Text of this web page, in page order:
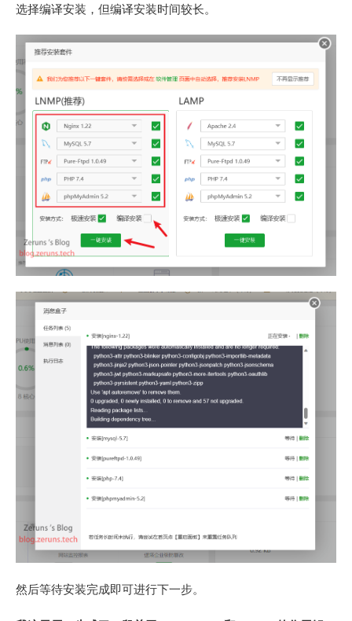
选择编译安装，但编译安装时间较长。
然后等待安装完成即可进行下一步。